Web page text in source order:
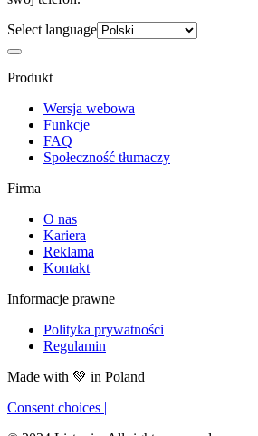
Select language
Produkt
Wersja webowa
Funkcje
FAQ
Społeczność tłumaczy
Firma
O nas
Kariera
Reklama
Kontakt
Informacje prawne
Polityka prywatności
Regulamin
Made with 💚 in Poland
Consent choices |